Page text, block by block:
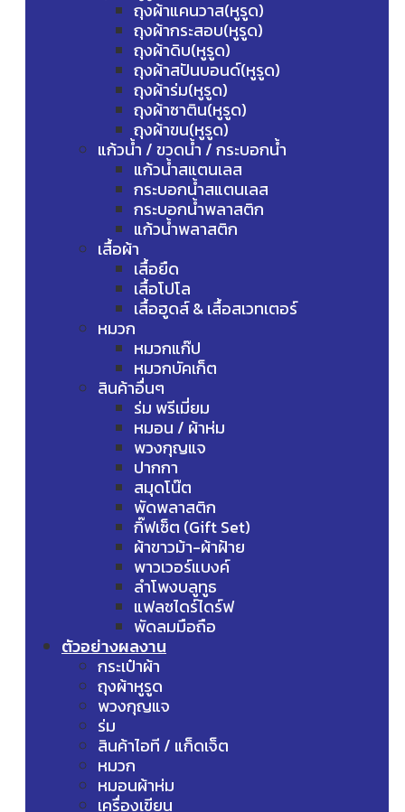
ถุงผ้าแคนวาส(หูรูด)
ถุงผ้ากระสอบ(หูรูด)
ถุงผ้าดิบ(หูรูด)
ถุงผ้าสปันบอนด์(หูรูด)
ถุงผ้าร่ม(หูรูด)
ถุงผ้าซาติน(หูรูด)
ถุงผ้าขน(หูรูด)
แก้วน้ำ / ขวดน้ำ / กระบอกน้ำ
แก้วน้ำสแตนเลส
กระบอกน้ำสแตนเลส
กระบอกน้ำพลาสติก
แก้วน้ำพลาสติก
เสื้อผ้า
เสื้อยืด
เสื้อโปโล
เสื้อฮูดส์ & เสื้อสเวทเตอร์
หมวก
หมวกแก๊ป
หมวกบัคเก็ต
สินค้าอื่นๆ
ร่ม พรีเมี่ยม
หมอน / ผ้าห่ม
พวงกุญแจ
ปากกา
สมุดโน๊ต
พัดพลาสติก
กิ๊ฟเซ็ต (Gift Set)
ผ้าขาวม้า-ผ้าฝ้าย
พาวเวอร์แบงค์
ลำโพงบลูทูธ
แฟลชไดร์ไดร์ฟ
พัดลมมือถือ
ตัวอย่างผลงาน
กระเป๋าผ้า
ถุงผ้าหูรูด
พวงกุญแจ
ร่ม
สินค้าไอที / แก็ดเจ็ต
หมวก
หมอนผ้าห่ม
เครื่องเขียน